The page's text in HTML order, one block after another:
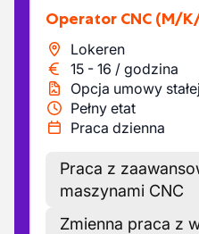
Operator CNC (M/
Lokeren
15 - 16 / godzina
Opcja umowy stałej
Pełny etat
Praca dzienna
Praca z
maszynami CNC
Zmienna praca z